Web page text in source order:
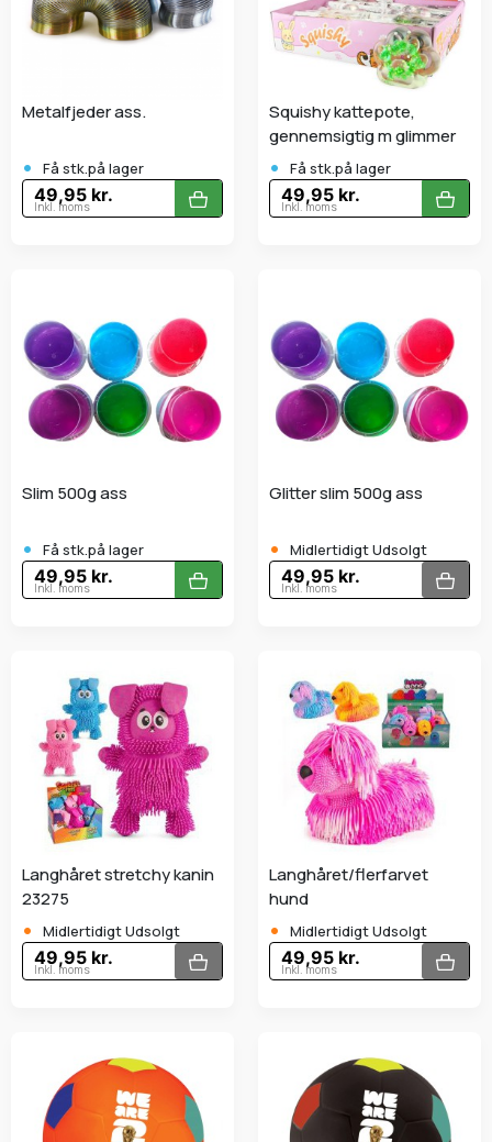
Metalfjeder ass.
• Få stk.på lager
49,95 kr.
Inkl. moms
Squishy kattepote,
gennemsigtig m glimmer
• Få stk.på lager
49,95 kr.
Inkl. moms
Slim 500g ass
• Få stk.på lager
49,95 kr.
Inkl. moms
Glitter slim 500g ass
• Midlertidigt Udsolgt
49,95 kr.
Inkl. moms
Langhåret stretchy kanin
23275
• Midlertidigt Udsolgt
49,95 kr.
Inkl. moms
Langhåret/flerfarvet
hund
• Midlertidigt Udsolgt
49,95 kr.
Inkl. moms